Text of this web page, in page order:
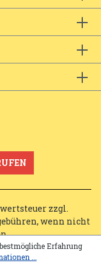
zzgl.
wenn nicht
Erfahrung
...